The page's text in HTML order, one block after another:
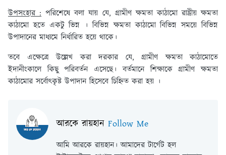
উপসংহার : পরিশেষে বলা যায় যে, গ্রামীণ ক্ষমতা কাঠামো রাষ্ট্রীয় ক্ষমতা
কাঠামো হতে একটু ভিন্ন । বিভিন্ন ক্ষমতা কাঠামো বিভিন্ন সময়ে বিভিন্ন
উপাদানের মাধ্যমে নির্ধারিত হয়ে থাকে।
তবে এক্ষেত্রে উল্লেখ করা দরকার যে, গ্রামীণ ক্ষমতা কাঠামোতে
ইদানীংকালে কিছু পরিবর্তন এসেছে। বর্তমানে শিক্ষাকে গ্রামীণ ক্ষমতা
কাঠামোর সর্বোৎকৃষ্ট উপাদান হিসেবে চিহ্নিত করা হয় ।
আরকে রায়হান Follow Me
আমি আরকে রায়হান। আমাদের টার্গেট হল